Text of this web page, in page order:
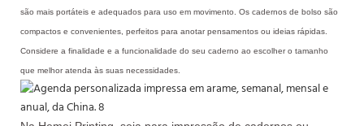
são mais portáteis e adequados para uso em movimento. Os cadernos de bolso são
compactos e convenientes, perfeitos para anotar pensamentos ou ideias rápidas.
Considere a finalidade e a funcionalidade do seu caderno ao escolher o tamanho
que melhor atenda às suas necessidades.